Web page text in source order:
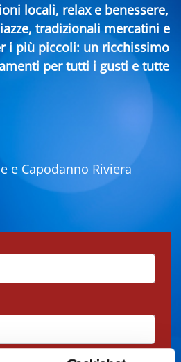
locali, relax e benessere,
tradizionali mercatini e
i più piccoli: un ricchissimo
per tutti i gusti e tutte
e Capodanno Riviera